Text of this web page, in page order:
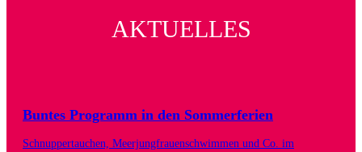
AKTUELLES
Buntes Programm in den Sommerferien
Schnuppertauchen, Meerjungfrauenschwimmen und Co. im